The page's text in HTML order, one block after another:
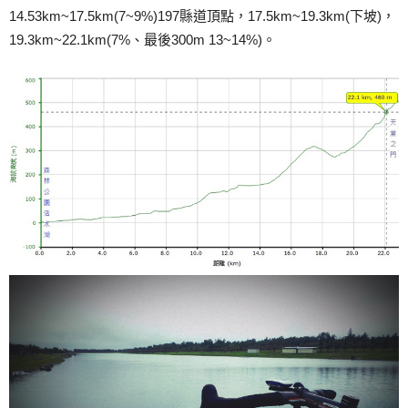
14.53km~17.5km(7~9%)197縣道頂點，17.5km~19.3km(下坡)，
19.3km~22.1km(7%、最後300m 13~14%)。